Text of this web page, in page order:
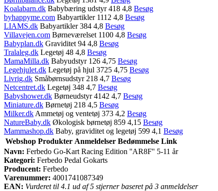
Koalabarn.dk Babybæring udstyr 418 4,8 Besøg
byhappyme.com Babyartikler 1112 4,8 Besøg
LIAMS.dk Babyartikler 384 4,8 Besøg
Villavejen.com Børneværelset 1100 4,8 Besøg
Babyplan.dk Graviditet 94 4,8 Besøg
Tralaleg.dk Legetøj 48 4,8 Besøg
MamaMilla.dk Babyudstyr 126 4,75 Besøg
Legehjulet.dk Legetøj på hjul 3725 4,75 Besøg
Livrig.dk Småbørnsudstyr 218 4,7 Besøg
Netcentret.dk Legetøj 348 4,7 Besøg
Babyshower.dk Børneudstyr 4142 4,7 Besøg
Miniature.dk Børnetøj 218 4,5 Besøg
Milker.dk Ammetøj og ventetøj 373 4,2 Besøg
NatureBaby.dk Økologisk børnetøj 859 4,15 Besøg
Mammashop.dk Baby, graviditet og legetøj 599 4,1 Besøg
Webshop Produkter Anmeldelser Bedømmelse Link
Navn: Ferbedo Go-Kart Racing Edition ''AR8F'' 5-11 år
Kategori: Ferbedo Pedal Gokarts
Producent: Ferbedo
Varenummer: 4001741087349
EAN: Vurderet til 4.1 ud af 5 stjerner baseret på 3 anmeldelser